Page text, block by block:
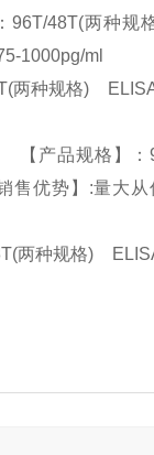
48T(两种规
1000pg/ml
两种规格)
产品规格】
售优势】:量大
两种规格)